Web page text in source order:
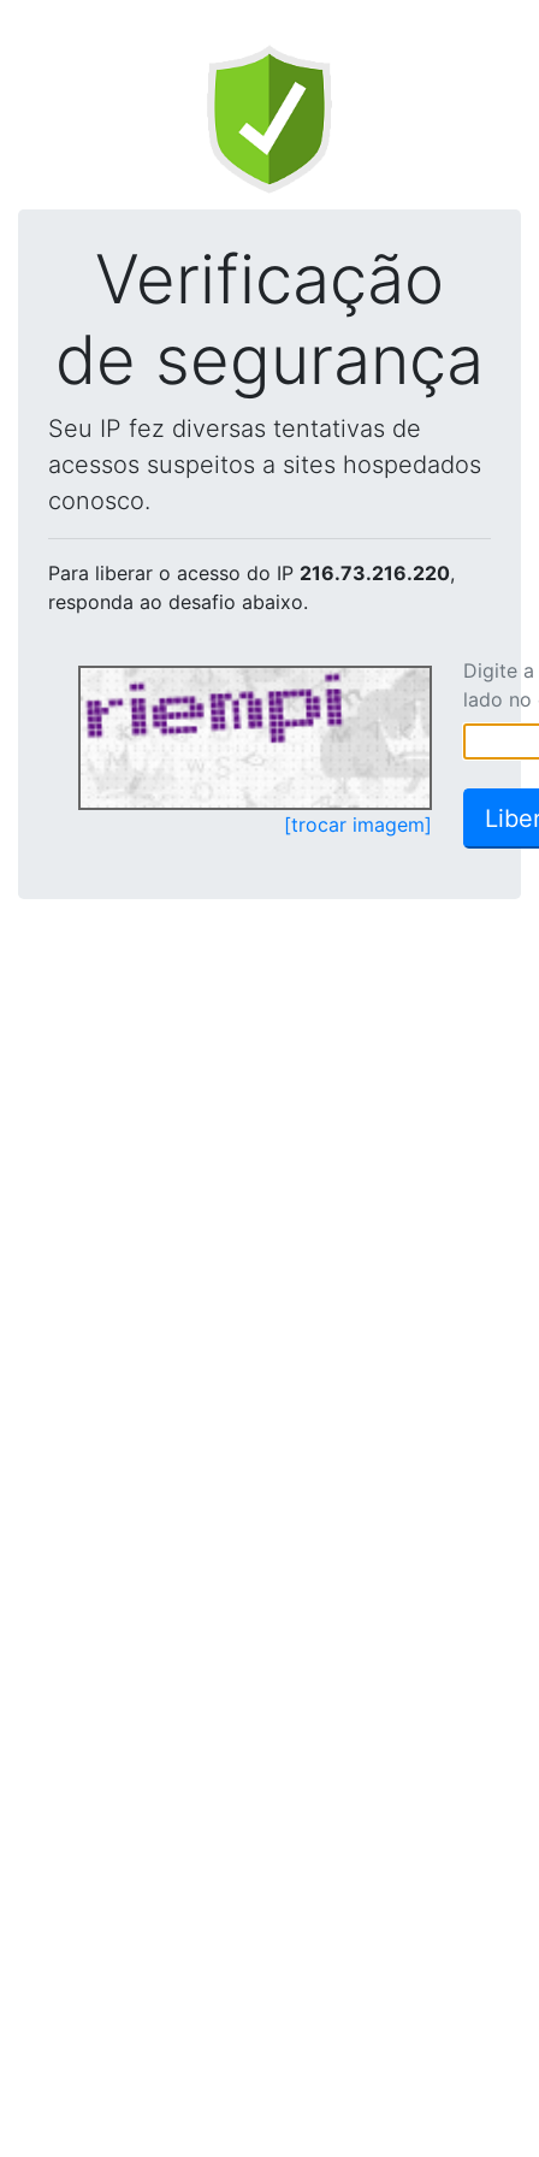
Verificação
de segurança
Seu IP fez diversas tentativas de
acessos suspeitos a sites hospedados
conosco.
Para liberar o acesso do IP 216.73.216.220,
responda ao desafio abaixo.
[trocar imagem]
Digite
lado no